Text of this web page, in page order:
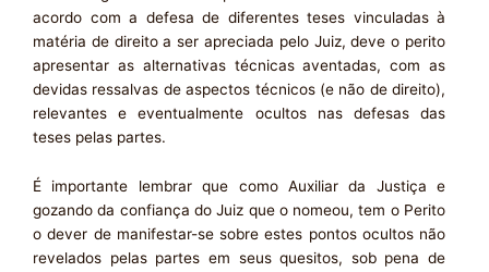
acordo com a defesa de diferentes teses vinculadas à
matéria de direito a ser apreciada pelo Juiz, deve o perito
apresentar as alternativas técnicas aventadas, com as
devidas ressalvas de aspectos técnicos (e não de direito),
relevantes e eventualmente ocultos nas defesas das
teses pelas partes.
É importante lembrar que como Auxiliar da Justiça e
gozando da confiança do Juiz que o nomeou, tem o Perito
o dever de manifestar-se sobre estes pontos ocultos não
revelados pelas partes em seus quesitos, sob pena de